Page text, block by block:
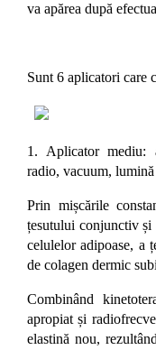
va apărea după
Sunt 6 aplicatori care
1. Aplicator mediu:
radio, vacuum,
Prin mișcările
țesutului conjunctiv și
celulelor adipoase, a
de colagen dermic
Combinând
apropiat și
elastină nou,